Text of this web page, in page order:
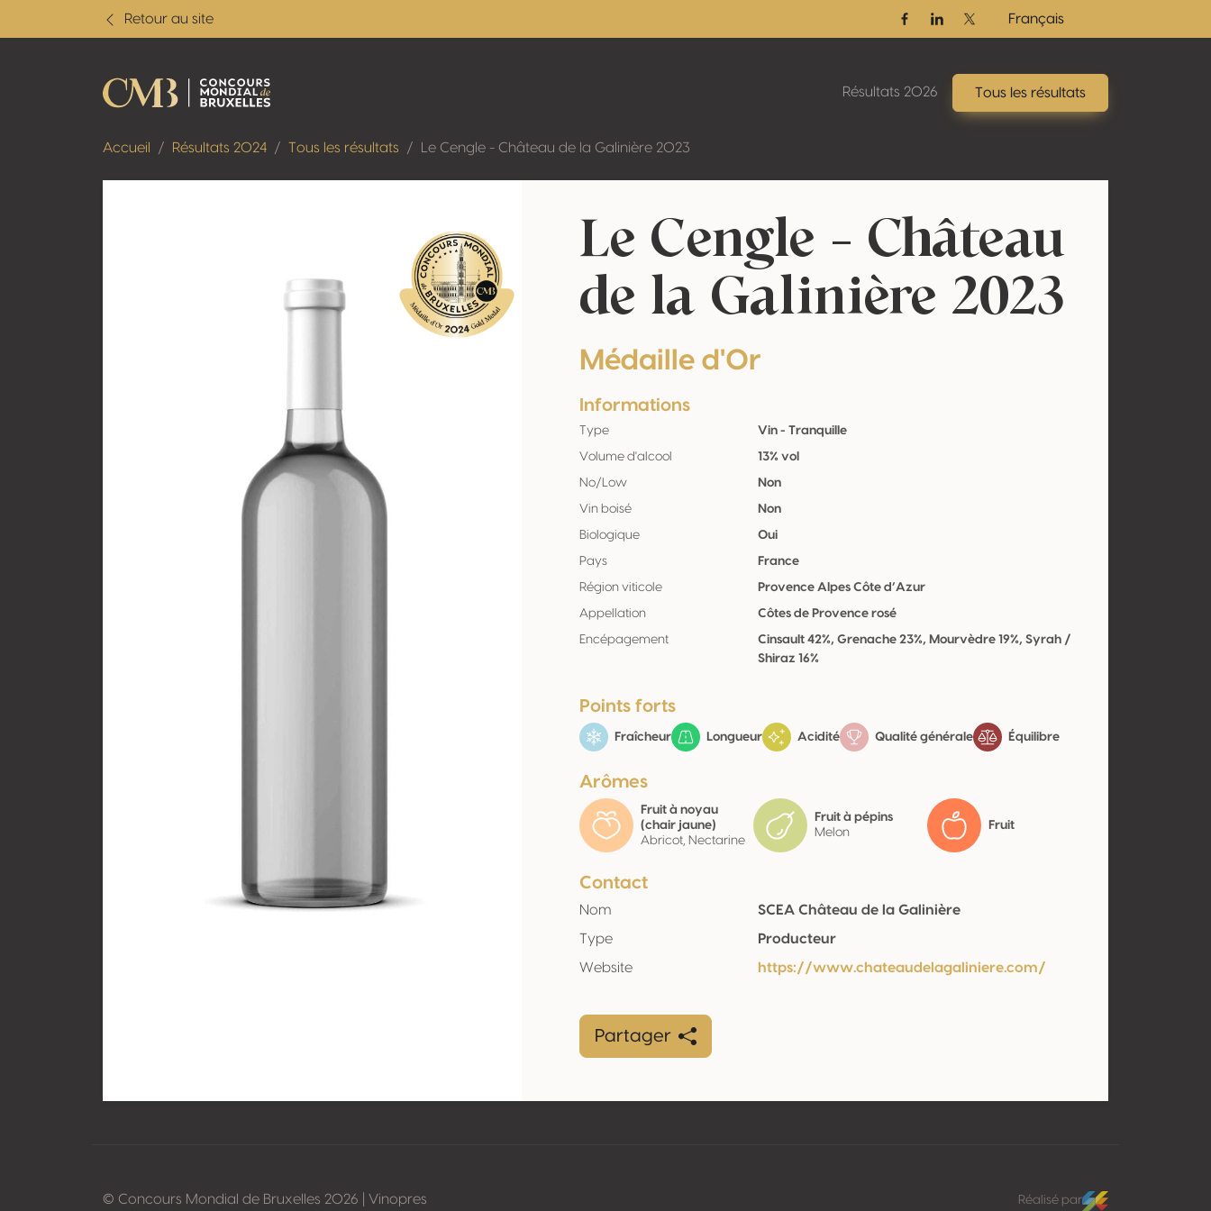
Retour au site
FacebookLinkedinTwitter / X
Français
Résultats 2026 Tous les résultats
Accueil Résultats 2024 Tous les résultats Le Cengle - Château de la Galinière 2023
Le Cengle - Château
de la Galinière 2023
Médaille d'Or
Informations
Type Vin - Tranquille
Volume d'alcool 13% vol
No/Low Non
Vin boisé Non
Biologique Oui
Pays France
Région viticole Provence Alpes Côte d’Azur
Appellation Côtes de Provence rosé
Encépagement
Cinsault 42%, Grenache 23%, Mourvèdre 19%, Syrah /
Shiraz 16%
Points forts
Fraîcheur Longueur Acidité Qualité générale Équilibre
Arômes
Fruit à noyau
(chair jaune)
Abricot, Nectarine
Fruit à pépins
Melon
Fruit
Contact
Nom
SCEA Château de la Galinière
Type
Producteur
Website
https://www.chateaudelagaliniere.com/
Partager
© Concours Mondial de Bruxelles 2026 | Vinopres Réalisé par